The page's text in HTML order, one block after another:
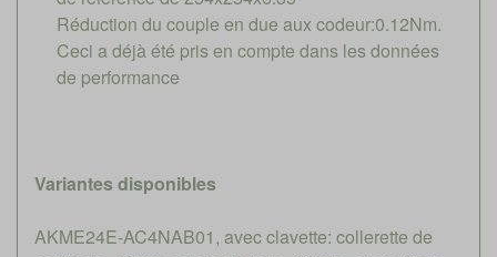
Réduction du couple en due aux codeur:0.12Nm.
Ceci a déjà été pris en compte dans les données
de performance
Variantes disponibles
AKME24E-AC4NAB01, avec clavette: collerette de